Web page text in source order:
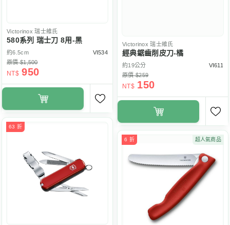
Victorinox 瑞士維氏
580系列 瑞士刀 8用-黑
約6.5cm
VI534
原價 $1,500
NT$ 950
Victorinox 瑞士維氏
經典鋸齒削皮刀-橘
約19公分
VI611
原價 $259
NT$ 150
63 折
超人氣商品
6 折